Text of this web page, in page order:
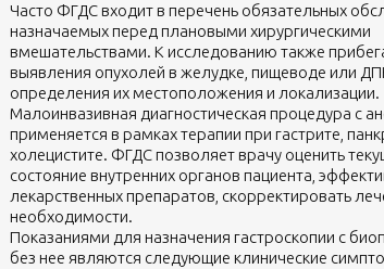
Часто ФГДС входит в перечень обязательных
назначаемых перед плановыми хирургическими
вмешательствами. К исследованию также
выявления опухолей в желудке, пищеводе или
определения их местоположения и локализации.
Малоинвазивная диагностическая процедура с
применяется в рамках терапии при гастрите,
холецистите. ФГДС позволяет врачу оценить
состояние внутренних органов пациента,
лекарственных препаратов, скорректировать
необходимости.
Показаниями для назначения гастроскопии с
без нее являются следующие клинические